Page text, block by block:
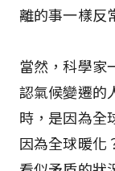
離的事一樣反
當然，科學家
認氣候變遷的
時，是因為全
因為全球暖化